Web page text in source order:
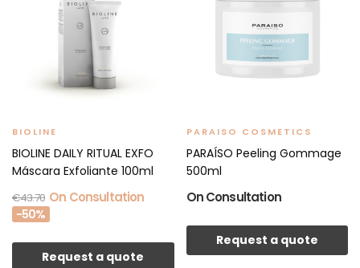
BIOLINE
BIOLINE DAILY RITUAL EXFO
Máscara Exfoliante 100ml
€43.70 On Consultation
-50%
Request a quote
PARAISO COSMETICS
PARAÍSO Peeling Gommage
500ml
On Consultation
Request a quote